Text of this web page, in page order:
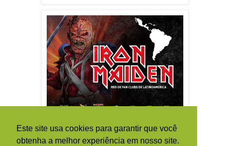
Este site usa cookies para garantir que você
obtenha a melhor experiência em nosso site.